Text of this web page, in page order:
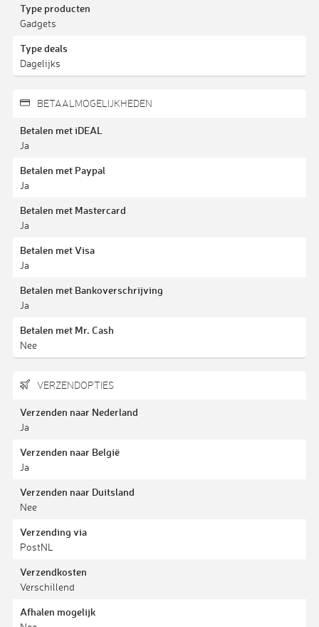
Type producten
Gadgets
Type deals
Dagelijks
BETAALMOGELIJKHEDEN
Betalen met iDEAL
Ja
Betalen met Paypal
Ja
Betalen met Mastercard
Ja
Betalen met Visa
Ja
Betalen met Bankoverschrijving
Ja
Betalen met Mr. Cash
Nee
VERZENDOPTIES
Verzenden naar Nederland
Ja
Verzenden naar België
Ja
Verzenden naar Duitsland
Nee
Verzending via
PostNL
Verzendkosten
Verschillend
Afhalen mogelijk